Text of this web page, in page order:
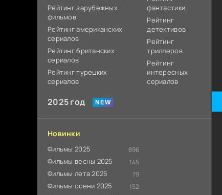
Рейтинг зарубежных
фильмов
Рейтинг американских
сериалов
Рейтинг британских
сериалов
Рейтинг турецких
сериалов
фантастики
Рейтинг
детективов
Рейтинг
триллеров
Рейтинг
интересных
сериалов
2025 год
Новинки
Фильмы 2025 896
Фильмы весны 2025 145
Фильмы лета 2025 79
Фильмы осени 2025 152